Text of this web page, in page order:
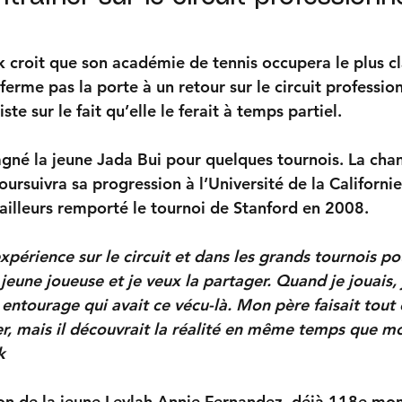
croit que son académie de tennis occupera le plus
pas la porte à un retour sur le circuit
sur le fait qu’elle le ferait à temps partiel.
la jeune Jada Bui pour quelques tournois. La
sa progression à l’Université de la
remporté le tournoi de Stanford en 2008.
sur le circuit et dans les grands tournois
joueuse et je veux la partager. Quand je jouais,
qui avait ce vécu-là. Mon père faisait tout
mais il découvrait la réalité en même temps que